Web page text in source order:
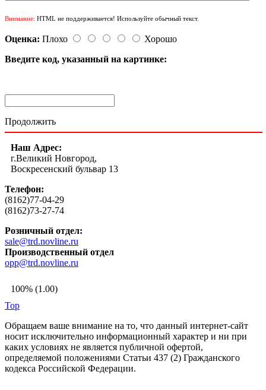
Внимание: HTML не поддерживается! Используйте обычный текст.
Оценка: Плохо
Хорошо
Введите код, указанный на картинке:
Продолжить
Наш Адрес:
г.Великий Новгород,
Воскресенский бульвар 13
Телефон:
(8162)77-04-29
(8162)73-27-74
Розничный отдел:
sale@trd.novline.ru
Производственный отдел
opp@trd.novline.ru
100% (1.00)
Top
Обращаем ваше внимание на то, что данный интернет-сайт
носит исключительно информационный характер и ни при
каких условиях не является публичной офертой,
определяемой положениями Статьи 437 (2) Гражданского
кодекса Российской Федерации.